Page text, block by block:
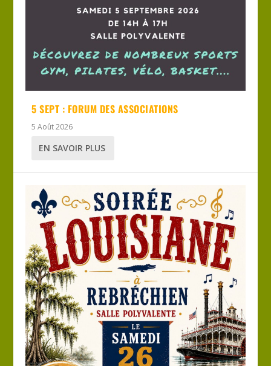
5 SEPT : FORUM DES ASSOCIATIONS
5 Août 2026
EN SAVOIR PLUS